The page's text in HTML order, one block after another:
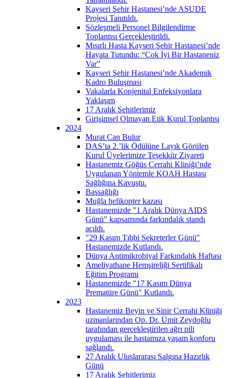
Kayseri Şehir Hastanesi’nde ASUDE
Projesi Tanıtıldı.
Sözleşmeli Personel Bilgilendirme
Toplantısı Gerçekleştirildi.
Mısırlı Hasta Kayseri Şehir Hastanesi’nde
Hayata Tutundu: “Çok İyi Bir Hastaneniz
Var”
Kayseri Şehir Hastanesi’nde Akademik
Kadro Buluşması
Vakalarla Konjenital Enfeksiyonlara
Yaklaşım
17 Aralık Şehitlerimiz
Girişimsel Olmayan Etik Kurul Toplantısı
2024
Murat Can Bulur
DAS’ta 2.’lik Ödülüne Layık Görülen
Kurul Üyelerimize Teşekkür Ziyareti
Hastanemiz Göğüs Cerrahi Kliniği’nde
Uygulanan Yöntemle KOAH Hastası
Sağlığına Kavuştu.
Başsağlığı
Muğla helikopter kazası
Hastanemizde "1 Aralık Dünya AIDS
Günü" kapsamında farkındalık standı
açıldı.
"29 Kasım Tıbbi Sekreterler Günü"
Hastanemizde Kutlandı.
Dünya Antimikrobiyal Farkındalık Haftası
Ameliyathane Hemşireliği Sertifikalı
Eğitim Programı
Hastanemizde "17 Kasım Dünya
Prematüre Günü" Kutlandı.
2023
Hastanemiz Beyin ve Sinir Cerrahi Kliniği
uzmanlarından Op. Dr. Ümit Zeydoğlu
tarafından gerçekleştirilen ağrı pili
uygulaması ile hastamıza yaşam konforu
sağlandı.
27 Aralık Uluslararası Salgına Hazırlık
Günü
17 Aralık Şehitlerimiz